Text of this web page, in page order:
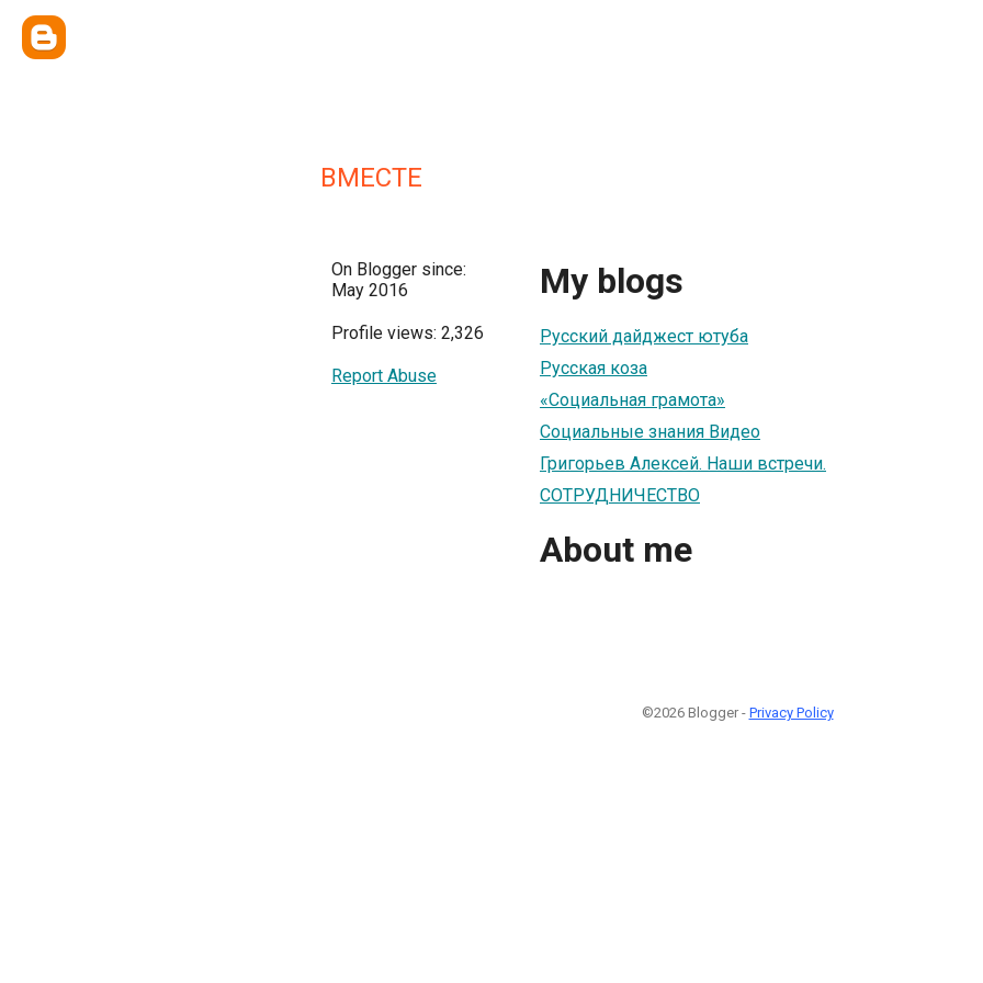
ВМЕСТЕ
On Blogger since:
May 2016
Profile views: 2,326
Report Abuse
My blogs
Русский дайджест ютуба
Русская коза
«Социальная грамота»
Социальные знания Видео
Григорьев Алексей. Наши встречи.
СОТРУДНИЧЕСТВО
About me
©2026 Blogger - Privacy Policy